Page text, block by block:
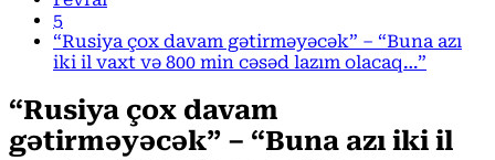
5
“Rusiya çox davam gətirməyəcək” – “Buna azı
iki il vaxt və 800 min cəsəd lazım olacaq…”
“Rusiya çox davam
gətirməyəcək” – “Buna azı iki il